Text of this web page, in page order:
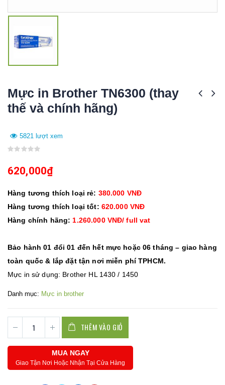
Mực in Brother TN6300 (thay
thế và chính hãng)
5821 lượt xem
of
620,000₫
Hàng tương thích loại rẻ: 380.000 VNĐ
Hàng tương thích loại tốt: 620.000 VNĐ
Hàng chính hãng: 1.260.000 VNĐ/ full vat
Bảo hành 01 đổi 01 đến hết mực hoặc 06 tháng – giao hàng
toàn quốc & lắp đặt tận nơi miễn phí TPHCM.
Mực in sử dụng: Brother HL 1430 / 1450
Danh mục: Mực in brother
THÊM VÀO GIỎ
MUA NGAY
Giao Tận Nơi Hoặc Nhận Tại Cửa Hàng